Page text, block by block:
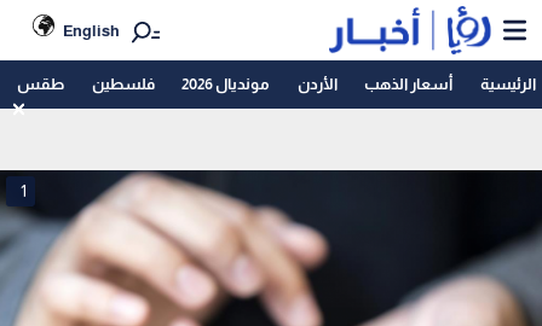
English
الرئيسية أسعار الذهب الأردن مونديال 2026 فلسطين طقس
1